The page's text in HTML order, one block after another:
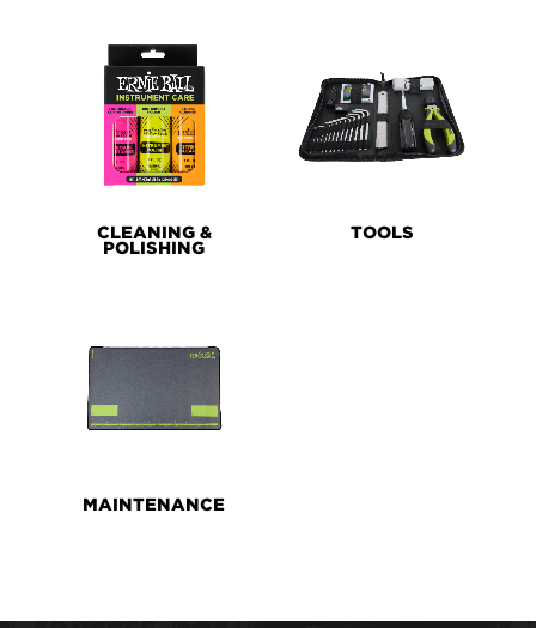
CLEANING &
POLISHING
TOOLS
MAINTENANCE